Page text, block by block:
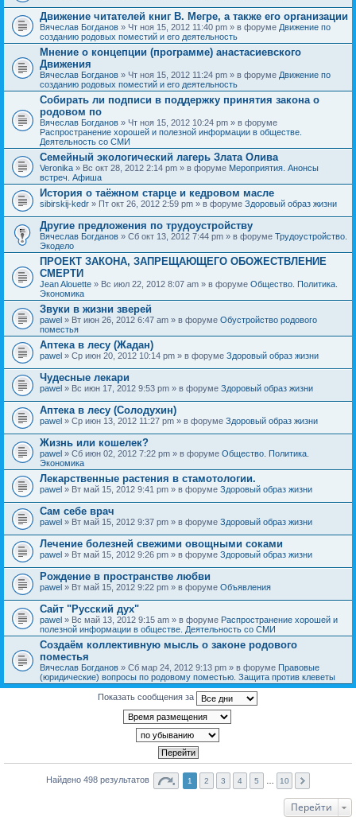
Движение читателей книг В. Мегре, а также его организации
Вячеслав Богданов » Чт ноя 15, 2012 11:40 pm » в форуме Движение по
созданию родовых поместий и его деятельность
Мнение о концепции (программе) анастасиевского
Движения
Вячеслав Богданов » Чт ноя 15, 2012 11:24 pm » в форуме Движение по
созданию родовых поместий и его деятельность
Собирать ли подписи в поддержку принятия закона о
родовом по
Вячеслав Богданов » Чт ноя 15, 2012 10:24 pm » в форуме
Распространение хорошей и полезной информации в обществе.
Деятельность со СМИ
Семейный экологический лагерь Злата Олива
Veronika » Вс окт 28, 2012 2:14 pm » в форуме Мероприятия. Анонсы
встреч. Афиша
История о таёжном старце и кедровом масле
sibirskij-kedr » Пт окт 26, 2012 2:59 pm » в форуме Здоровый образ жизни
Другие предложения по трудоустройству
Вячеслав Богданов » Сб окт 13, 2012 7:44 pm » в форуме Трудоустройство.
Экодело
ПРОЕКТ ЗАКОНА, ЗАПРЕЩАЮЩЕГО ОБОЖЕСТВЛЕНИЕ
СМЕРТИ
Jean Alouette » Вс июл 22, 2012 8:07 am » в форуме Общество. Политика.
Экономика
Звуки в жизни зверей
pawel » Вт июн 26, 2012 6:47 am » в форуме Обустройство родового
поместья
Аптека в лесу (Жадан)
pawel » Ср июн 20, 2012 10:14 pm » в форуме Здоровый образ жизни
Чудесные лекари
pawel » Вс июн 17, 2012 9:53 pm » в форуме Здоровый образ жизни
Аптека в лесу (Солодухин)
pawel » Ср июн 13, 2012 11:27 pm » в форуме Здоровый образ жизни
Жизнь или кошелек?
pawel » Сб июн 02, 2012 7:22 pm » в форуме Общество. Политика.
Экономика
Лекарственные растения в стамотологии.
pawel » Вт май 15, 2012 9:41 pm » в форуме Здоровый образ жизни
Сам себе врач
pawel » Вт май 15, 2012 9:37 pm » в форуме Здоровый образ жизни
Лечение болезней свежими овощными соками
pawel » Вт май 15, 2012 9:26 pm » в форуме Здоровый образ жизни
Рождение в пространстве любви
pawel » Вт май 15, 2012 9:22 pm » в форуме Объявления
Сайт "Русский дух"
pawel » Вс май 13, 2012 9:15 am » в форуме Распространение хорошей и
полезной информации в обществе. Деятельность со СМИ
Создаём коллективную мысль о законе родового
поместья
Вячеслав Богданов » Сб мар 24, 2012 9:13 pm » в форуме Правовые
(юридические) вопросы по родовому поместью. Защита против клеветы
Показать сообщения за
Найдено 498 результатов 1 2 3 4 5 10
Перейти